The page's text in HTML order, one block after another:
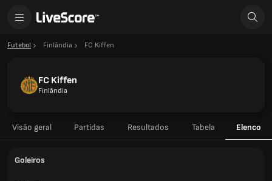
Futebol Finlândia FC Kiffen
FC Kiffen
Finlândia
Visão geral Partidas Resultados Tabela Elenco
Goleiros